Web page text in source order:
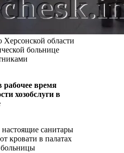
области
больнице
время
хозобслуги в
санитары
кровати в палатах